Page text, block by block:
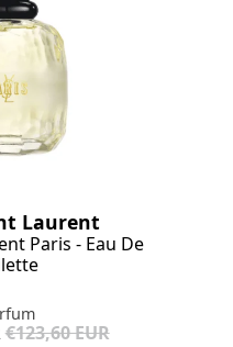
Laurent
Paris - Eau De
€123,60 EUR